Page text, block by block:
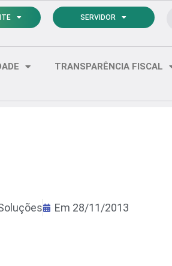
SERVIDOR
TRANSPARÊNCIA FISCAL
Em 28/11/2013